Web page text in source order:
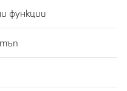
функции